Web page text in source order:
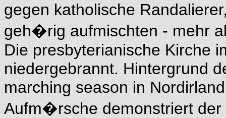
gegen katholische
geh�rig aufmischten - mehr
Die presbyterianische Kirche
niedergebrannt. Hintergrund
marching season in
Aufm�rsche demonstriert